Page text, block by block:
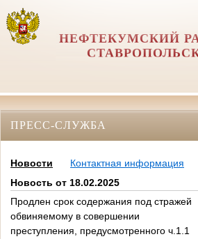
НЕФТЕКУМСКИЙ
ПРЕСС-СЛУЖБА
Новости
Контактная информация
Новость от 18.02.2025
Продлен срок содержания под стражей
обвиняемому в совершении
преступления, предусмотренного ч.1.1